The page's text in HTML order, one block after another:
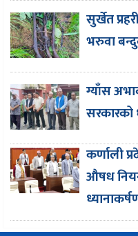
सुर्खेत
भरुवा
ग्याँस
सरकारको
कर्णाली
औषध